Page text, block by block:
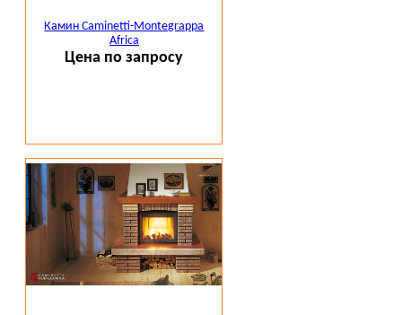
Камин Caminetti-Montegrappa
Africa
Цена по запросу